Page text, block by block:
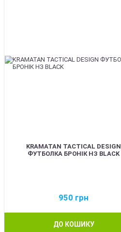
KRAMATAN TACTICAL DESIGN
ФУТБОЛКА БРОНІК НЗ BLACK
950 грн
ДО КОШИКУ